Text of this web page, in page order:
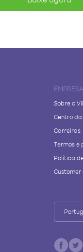
EMPRESA
Sobre o
Centro
Carreiras
Termos e
Política
Customer